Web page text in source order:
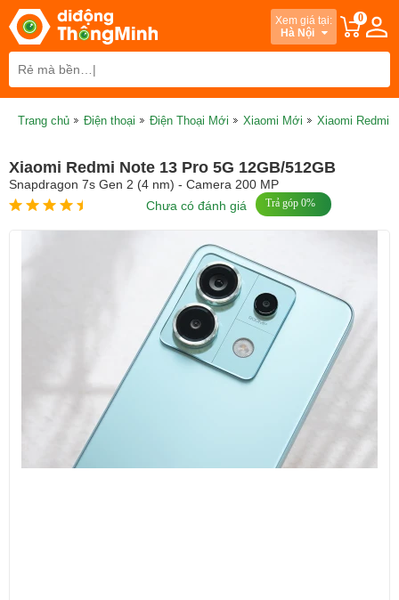
Xem giá tại:
Hà Nội
0
Trang chủ Điện thoại Điện Thoại Mới Xiaomi Mới Xiaomi Redmi
Xiaomi Redmi Note 13 Pro 5G 12GB/512GB
Snapdragon 7s Gen 2 (4 nm) - Camera 200 MP
Chưa có đánh giá
Trả góp 0%